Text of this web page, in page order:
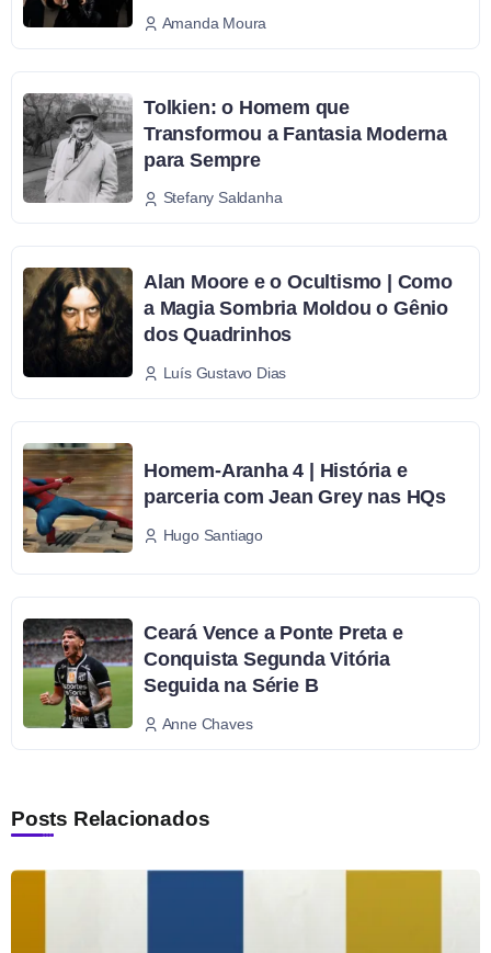
Amanda Moura
Tolkien: o Homem que
Transformou a Fantasia Moderna
para Sempre
Stefany Saldanha
Alan Moore e o Ocultismo | Como
a Magia Sombria Moldou o Gênio
dos Quadrinhos
Luís Gustavo Dias
Homem-Aranha 4 | História e
parceria com Jean Grey nas HQs
Hugo Santiago
Ceará Vence a Ponte Preta e
Conquista Segunda Vitória
Seguida na Série B
Anne Chaves
Posts Relacionados